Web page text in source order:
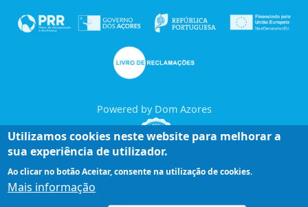
Entre em contacto connosco!
Powered by Dom Azores
Utilizamos cookies neste website para melhorar a
sua experiência de utilizador.
Ao clicar no botão Aceitar, consente na utilização de cookies.
Mais informação